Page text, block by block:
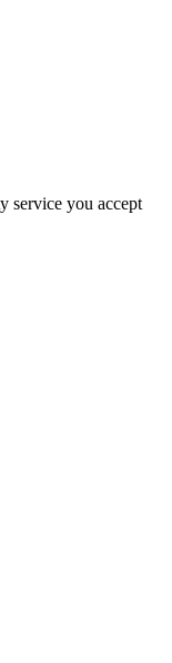
service you accept